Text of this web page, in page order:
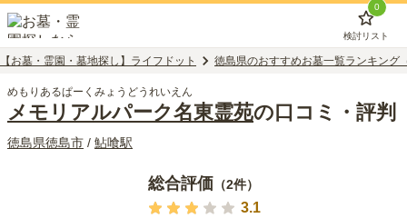
0
検討リスト
【お墓・霊園・墓地探し】ライフドット 徳島県のおすすめお墓一覧ランキング
めもりあるぱーくみょうどうれいえん
メモリアルパーク名東霊苑の口コミ・評判
徳島県徳島市 / 鮎喰駅
総合評価 （2件）
3.1